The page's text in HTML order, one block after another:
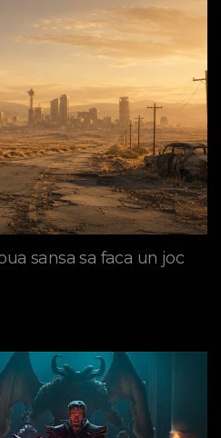
sansa sa faca un joc